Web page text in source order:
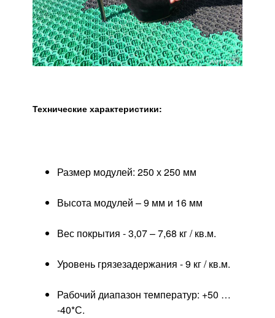
Технические характеристики:
Размер модулей: 250 х 250 мм
Высота модулей – 9 мм и 16 мм
Вес покрытия - 3,07 – 7,68 кг / кв.м.
Уровень грязезадержания - 9 кг / кв.м.
Рабочий диапазон температур: +50 …
-40*С.